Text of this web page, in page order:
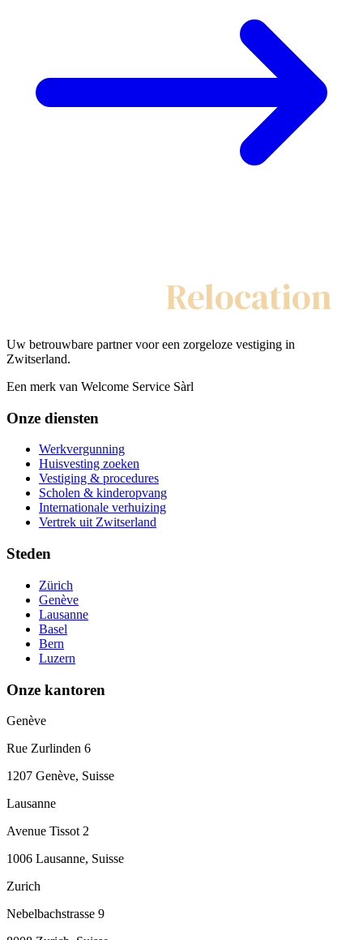
Relocation
Uw betrouwbare partner voor een zorgeloze vestiging in
Zwitserland.
Een merk van Welcome Service Sàrl
Onze diensten
Werkvergunning
Huisvesting zoeken
Vestiging & procedures
Scholen & kinderopvang
Internationale verhuizing
Vertrek uit Zwitserland
Steden
Zürich
Genève
Lausanne
Basel
Bern
Luzern
Onze kantoren
Genève
Rue Zurlinden 6
1207 Genève, Suisse
Lausanne
Avenue Tissot 2
1006 Lausanne, Suisse
Zurich
Nebelbachstrasse 9